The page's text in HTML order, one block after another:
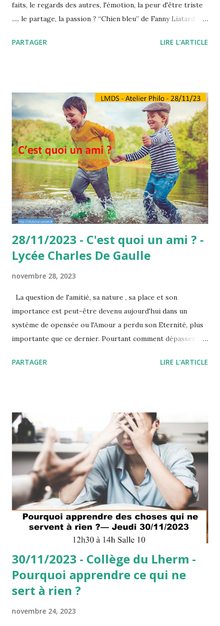
faits, le regards des autres, l'émotion, la peur d'être triste
..... le partage, la passion ? “Chien bleu” de Fanny Liatard et
Fanny Liatard et Jérémy Trouilh écrivent et réalisent
2015, ils tournent le court métrage Gagarine, une histoire
inspirée par la démolition d’une cité et de l’impact sur ses
habitants ; en 2016, leur fiction La République des
enchanteurs obtient le Prix Canal+ au Festival du court
métrage de Clermont-Ferrand. Direction Aubervilliers. Le
duo s’accorde à filmer ce quartier populaire de la banlieue
parisienne et ses habitants avec une affection profonde,
saisi par une volonté d’entourer ces bâtiments avec
bienveillance e...
PARTAGER LIRE L'ARTICLE
28/11/2023 - C'est quoi un ami ? -
Lycée Charles De Gaulle
novembre 28, 2023
La question de l'amitié, sa nature , sa place et son
importance est peut-être devenu aujourd'hui dans un
système de opensée ou l'Amour a perdu son Eternité, plus
importante que ce dernier. Pourtant comment dépasser le
citation culte de Montaigne sur son amitié avec La Boétie.
crapuleuse ? Si l'émitié nous transforme, alors, prenons
bien garde à choisir nos amis. Mais choisissons-nous nos
amis ? https://www.brut.media/fr/news/brut-philo-est-
ce-qu-on-peut-etre-ami-avec-quelqu-un-qui-ne-partage-
pas-nos-valeurs--32283b99-de4d-490b-8965-f72ac3684b5a
à lire : https://www.philomag.com/articles/quest-ce-
quun-veritable-ami à ecouter :
https://www.youtube.com/watch?v=Y-rUYPeBMIY&t=1272s
PARTAGER LIRE L'ARTICLE
30/11/2023 - Collège du Lherm -
Pourquoi apprendre ce qui ne
sert à rien ?
novembre 24, 2023